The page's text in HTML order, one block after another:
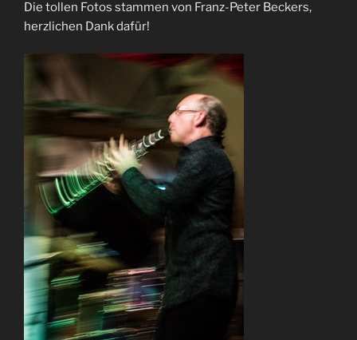
Die tollen Fotos stammen von Franz-Peter Beckers,
herzlichen Dank dafür!